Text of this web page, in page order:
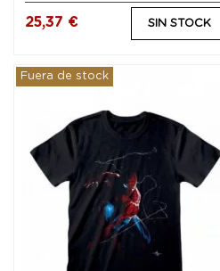
25,37 € SIN STOCK
Fuera de stock